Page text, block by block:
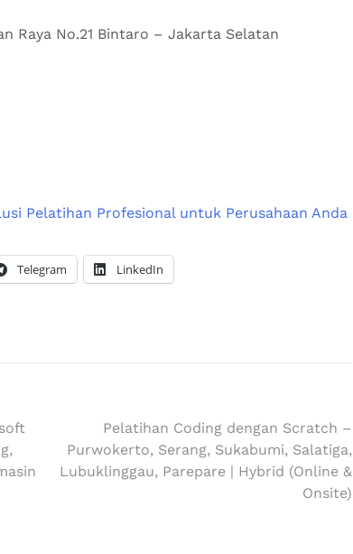
Raya No.21 Bintaro – Jakarta Selatan
Pelatihan Profesional untuk Perusahaan Anda
Telegram LinkedIn
Pelatihan Coding dengan Scratch –
Purwokerto, Serang, Sukabumi, Salatiga,
Lubuklinggau, Parepare | Hybrid (Online &
Onsite)